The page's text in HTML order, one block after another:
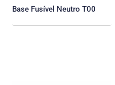
Base Fusível Neutro T00